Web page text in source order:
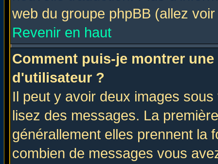
web du groupe phpBB (allez
Revenir en haut
Comment puis-je montrer
d'utilisateur ?
Il peut y avoir deux images
lisez des messages. La
générallement elles prennent la
combien de messages vous